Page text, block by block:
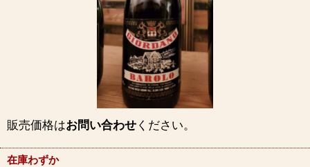
販売価格はお問い合わせください。
在庫わずか